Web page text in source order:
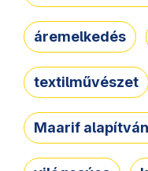
áremelkedés
textilművészet
Maarif